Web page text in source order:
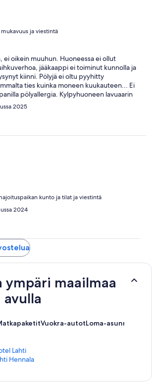
ja viestintä
ei oikein muuhun. Huoneessa ei ollut
jääkaappi ei toiminut kunnolla ja
kiinni. Pölyjä ei oltu pyyhitty
ties kuinka moneen kuukauteen... Ei
pölyallergia. Kylpyhuoneen lavuaarin
sai kääntää auki niin kovaa että sai pelätä
2025
kunto ja tilat ja viestintä
2024
ympäri maailmaa
avulla
Vuokra-autotLoma-asunnot
Lahti
Hennala